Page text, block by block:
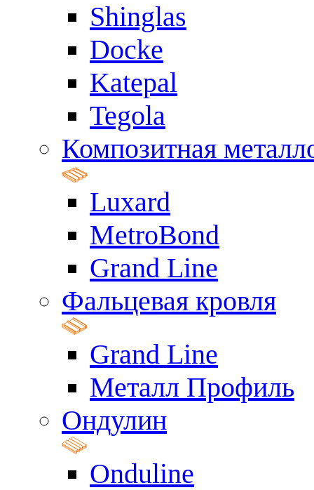
Shinglas
Docke
Katepal
Tegola
Композитная
Luxard
MetroBond
Grand Line
Фальцевая кровля
Grand Line
Металл Профиль
Ондулин
Onduline